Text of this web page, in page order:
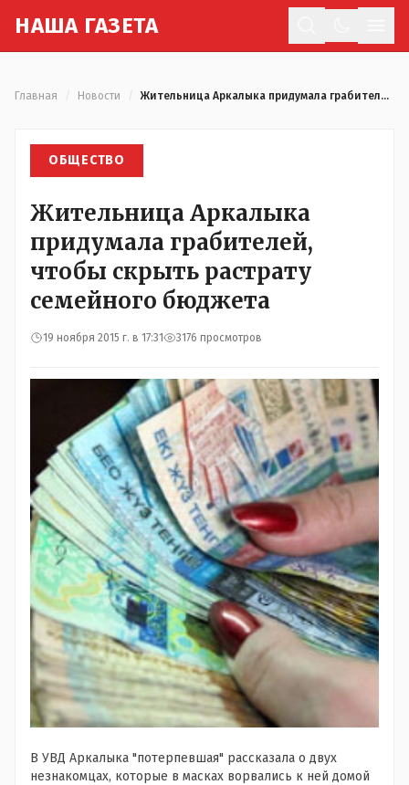
НАША ГАЗЕТА
Главная Новости Жительница Аркалыка придумала грабителей, чтобы скрыть растрату семейного бюджета
ОБЩЕСТВО
Жительница Аркалыка
придумала грабителей,
чтобы скрыть растрату
семейного бюджета
19 ноября 2015 г. в 17:31 3176 просмотров
В УВД Аркалыка "потерпевшая" рассказала о двух
незнакомцах, которые в масках ворвались к ней домой